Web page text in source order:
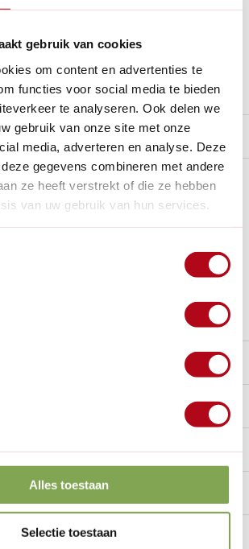
gebruik van cookies
om content en advertenties te
functies voor social media te bieden
te analyseren. Ook delen we
gebruik van onze site met onze
media, adverteren en analyse. Deze
gegevens combineren met andere
ze heeft verstrekt of die ze hebben
van uw gebruik van hun services.
Alles toestaan
Selectie toestaan
in Wilnis bij ons op!
over dit product
jaarrond buiten gebruik.